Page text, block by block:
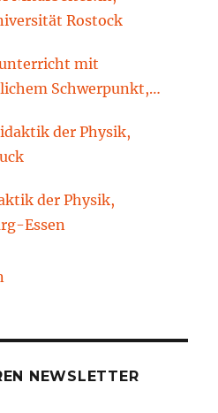
Rostock
mit
Schwerpunkt,
Cottbus-Senftenberg
der Physik,
der Physik,
Essen
NEWSLETTER